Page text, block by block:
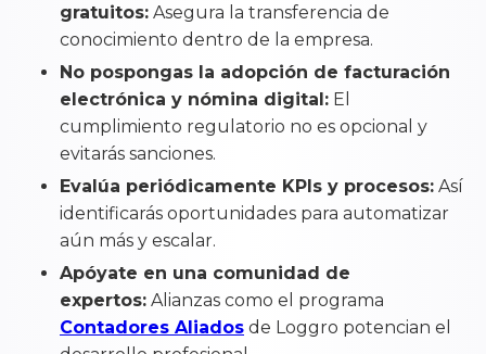
gratuitos: Asegura la transferencia de
conocimiento dentro de la empresa.
No pospongas la adopción de facturación
electrónica y nómina digital: El
cumplimiento regulatorio no es opcional y
evitarás sanciones.
Evalúa periódicamente KPIs y procesos: Así
identificarás oportunidades para automatizar
aún más y escalar.
Apóyate en una comunidad de
expertos: Alianzas como el programa
Contadores Aliados de Loggro potencian el